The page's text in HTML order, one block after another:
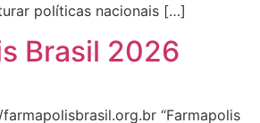
políticas nacionais […]
Brasil 2026
“Farmapolis